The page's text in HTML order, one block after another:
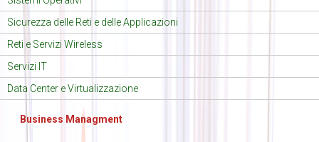
Sicurezza delle Reti e delle Applicazioni
Reti e Servizi Wireless
Servizi IT
Data Center e Virtualizzazione
Business Managment